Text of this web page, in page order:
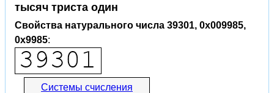
тысяч триста один
Свойства натурального числа 39301, 0x009985,
0x9985:
Системы счисления